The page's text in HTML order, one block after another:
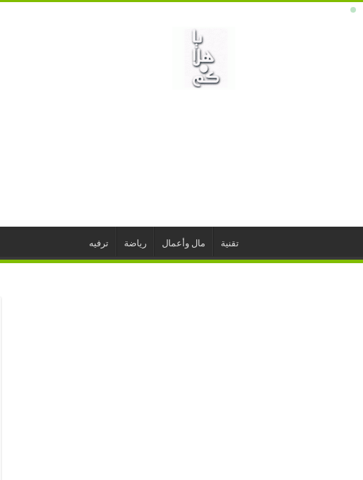
تقنية مال وأعمال رياضة ترفيه